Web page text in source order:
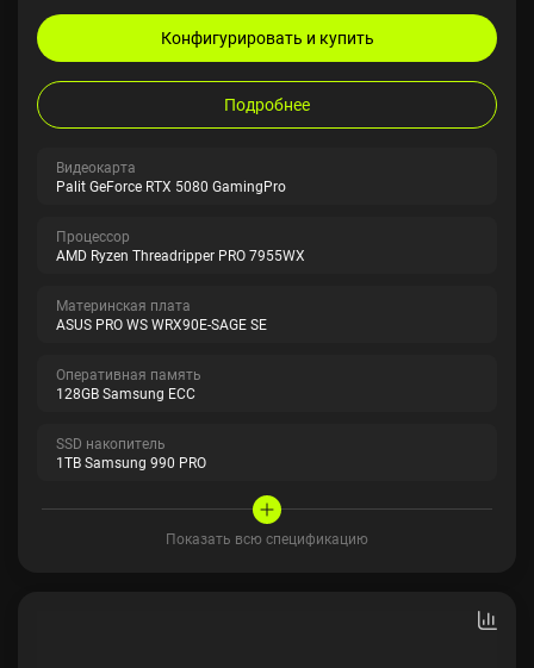
Конфигурировать и купить
Подробнее
Видеокарта
Palit GeForce RTX 5080 GamingPro
Процессор
AMD Ryzen Threadripper PRO 7955WX
Материнская плата
ASUS PRO WS WRX90E-SAGE SE
Оперативная память
128GB Samsung ECC
SSD накопитель
1TB Samsung 990 PRO
Показать всю спецификацию